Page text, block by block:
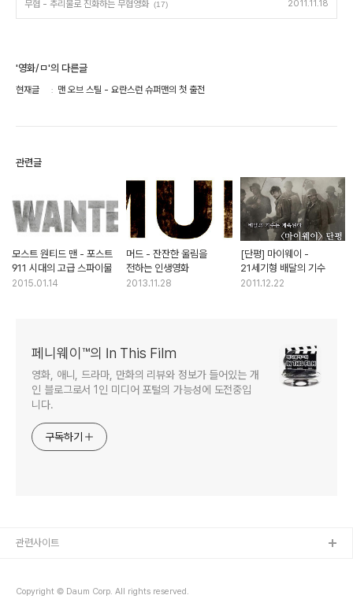
무협 - 추리물로 진화하는 무협영화 (17) 2011.11.18
'영화/ㅁ'의 다른글
현재글 맨 오브 스틸 - 요란스런 슈퍼맨의 첫 출전
관련글
모스트 원티드 맨 - 포스트
911 시대의 고급 스파이물
2015.01.14
머드 - 잔잔한 울림을
전하는 인생영화
2013.11.28
[단평] 마이웨이 -
21세기형 배달의 기수
2011.12.22
페니웨이™의 In This Film
영화, 애니, 드라마, 만화의 리뷰와 정보가 들어있는 개
인 블로그로서 1인 미디어 포털의 가능성에 도전중입
니다.
구독하기
Copyright © Daum Corp. All rights reserved.
관련사이트